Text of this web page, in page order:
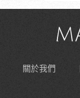
關於我們